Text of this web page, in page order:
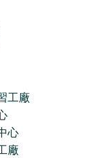
工廠
心
廠